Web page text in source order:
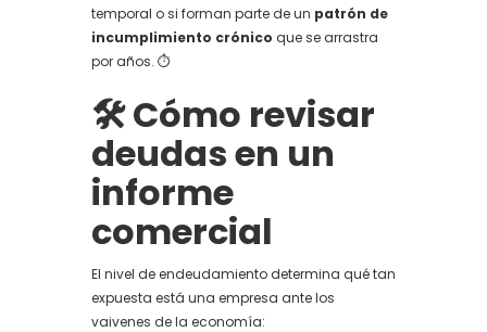
temporal o si forman parte de un patrón de
incumplimiento crónico que se arrastra
por años. ⏱️
🛠️ Cómo revisar
deudas en un
informe
comercial
El nivel de endeudamiento determina qué tan
expuesta está una empresa ante los
vaivenes de la economía: